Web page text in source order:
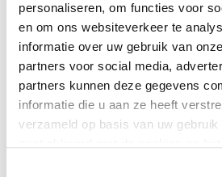
personaliseren, om functies voor
en om ons websiteverkeer te
informatie over uw gebruik van
partners voor social media,
partners kunnen deze gegevens
informatie die u aan ze heeft
verzameld op basis van uw